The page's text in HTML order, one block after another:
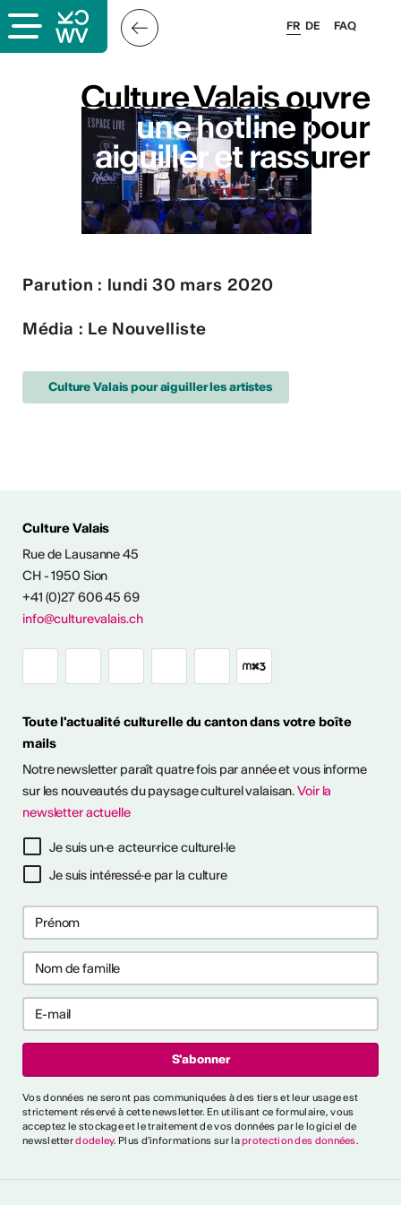
& CONTACT
2024/2025
FAQ
FR DE
Culture Valais ouvre
une hotline pour
aiguiller et rassurer
Culture Valais ouvre
une hotline pour
aiguiller et rassurer
Parution : lundi 30 mars 2020
Média : Le Nouvelliste
Culture Valais pour aiguiller les artistes
Culture Valais
Rue de Lausanne 45
CH - 1950 Sion
+41 (0)27 606 45 69
info@culturevalais.ch
Toute l'actualité culturelle du canton dans votre boîte
mails
Notre newsletter paraît quatre fois par année et vous informe
sur les nouveautés du paysage culturel valaisan.Voir la
newsletter actuelle
Je suis un·e acteur·rice culturel·le
Je suis intéressé·e par la culture
Vos données ne seront pas communiquées à des tiers et leur usage est
strictement réservé à cette newsletter. En utilisant ce formulaire, vous
acceptez le stockage et le traitement de vos données par le logiciel de
newsletterdodeley. Plus d'informations sur laprotection des données.